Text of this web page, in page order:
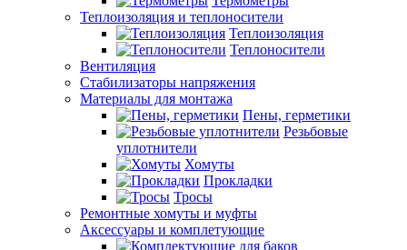
Теплоизоляция и теплоносители
Теплоизоляция
Теплоносители
Вентиляция
Стабилизаторы напряжения
Материалы для монтажа
Пены, герметики
Резьбовые
уплотнители
Хомуты
Прокладки
Тросы
Ремонтные хомуты и муфты
Аксессуары и комплетующие